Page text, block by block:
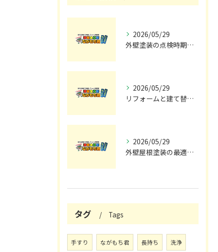
2026/05/29
外壁塗装の点検時期と施工の最適タイミング
2026/05/29
リフォームと建て替えの費用と注意点完全解説
2026/05/29
外壁屋根塗装の最適メンテナンス時期
タグ Tags
手すり ながもち君 長持ち 洗浄